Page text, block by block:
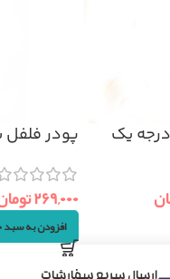
درجه یک پودر فلفل
۲۶۹,۰۰۰
افزودن به